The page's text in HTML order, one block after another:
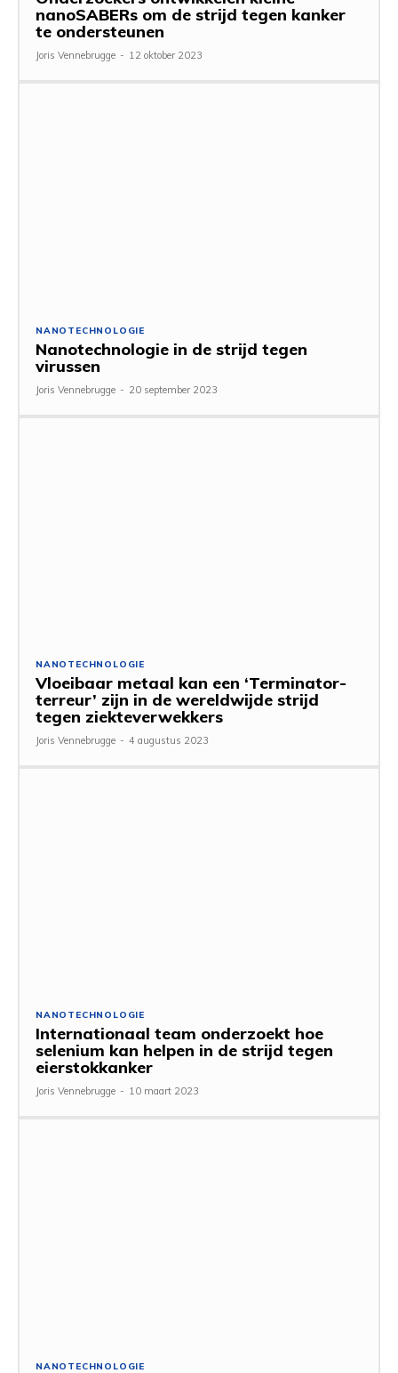
nanoSABERs om de strijd tegen kanker
te ondersteunen
Joris Vennebrugge - 12 oktober 2023
NANOTECHNOLOGIE
Nanotechnologie in de strijd tegen
virussen
Joris Vennebrugge - 20 september 2023
NANOTECHNOLOGIE
Vloeibaar metaal kan een ‘Terminator-
terreur’ zijn in de wereldwijde strijd
tegen ziekteverwekkers
Joris Vennebrugge - 4 augustus 2023
NANOTECHNOLOGIE
Internationaal team onderzoekt hoe
selenium kan helpen in de strijd tegen
eierstokkanker
Joris Vennebrugge - 10 maart 2023
NANOTECHNOLOGIE